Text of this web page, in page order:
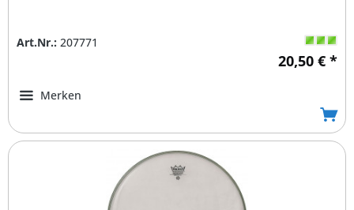
Art.Nr.: 207771
20,50 € *
Merken